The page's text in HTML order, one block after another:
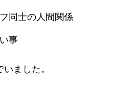
同士の人間関係
事
ました。